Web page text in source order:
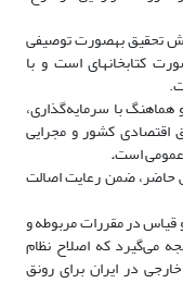
تحقیق به­صورت توصیفی
کتابخانه‏ای است و با
هماهنگ با سرمایه‌گذاری،
اقتصادی کشور و مجرایی
عمومی است.
ضمن رعایت اصالت
و قیاس در مقررات مربوطه و
می‌گیرد که اصلاح نظام
در ایران برای رونق